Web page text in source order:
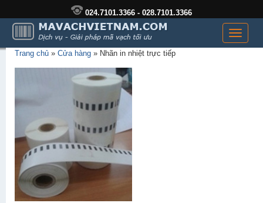
024.7101.3366 - 028.7101.3366
Toggle
Trang chủ » Cửa hàng » Nhãn in nhiệt trực tiếp